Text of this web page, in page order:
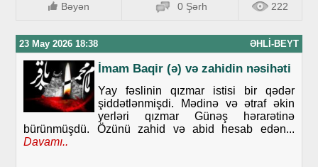
Bəyən 0 Şərh 222
23 May 2026 18:38 ƏHLI-BEYT
İmam Baqir (ə) və zahidin nəsihəti
Yay fəslinin qızmar istisi bir qədər
şiddətlənmişdi. Mədinə və ətraf əkin
yerləri qızmar Günəş hərarətinə
bürünmüşdü. Özünü zahid və abid hesab edən...
Davamı..